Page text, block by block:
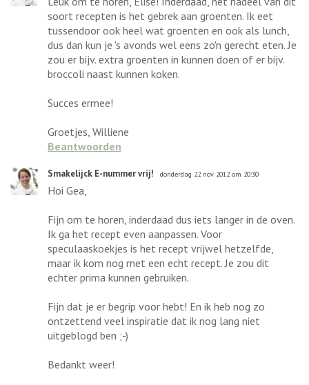
soort recepten is het gebrek aan groenten. Ik eet
tussendoor ook heel wat groenten en ook als lunch,
dus dan kun je 's avonds wel eens zo'n gerecht eten. Je
zou er bijv. extra groenten in kunnen doen of er bijv.
broccoli naast kunnen koken.
Succes ermee!
Groetjes, Williene
Beantwoorden
Smakelijck E-nummer vrij! donderdag 22 nov 2012 om 20:30
Hoi Gea,
Fijn om te horen, inderdaad dus iets langer in de oven.
Ik ga het recept even aanpassen. Voor
speculaaskoekjes is het recept vrijwel hetzelfde,
maar ik kom nog met een echt recept. Je zou dit
echter prima kunnen gebruiken.
Fijn dat je er begrip voor hebt! En ik heb nog zo
ontzettend veel inspiratie dat ik nog lang niet
uitgeblogd ben ;-)
Bedankt weer!